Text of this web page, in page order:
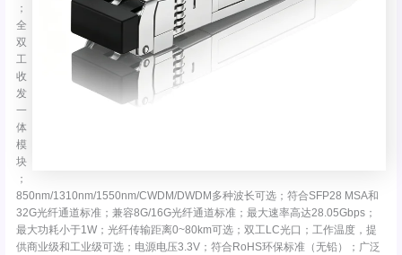
；
全
双
工
收
发
一
体
模
块
；
850nm/1310nm/1550nm/CWDM/DWDM多种波长可选；符合SFP28 MSA和
32G光纤通道标准；兼容8G/16G光纤通道标准；最大速率高达28.05Gbps；
最大功耗小于1W；光纤传输距离0~80km可选；双工LC光口；工作温度，提
供商业级和工业级可选；电源电压3.3V；符合RoHS环保标准（无铅）；广泛